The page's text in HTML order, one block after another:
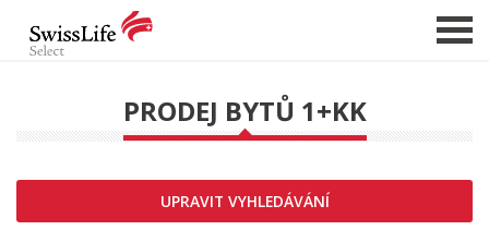
NABÍDKA NEMOVITOSTÍ
CHCI PRODAT / PRONAJMOUT
HLÍDAT NOVÉ NABÍDKY
PRODEJ BYTŮ 1+KK
UPRAVIT VYHLEDÁVÁNÍ